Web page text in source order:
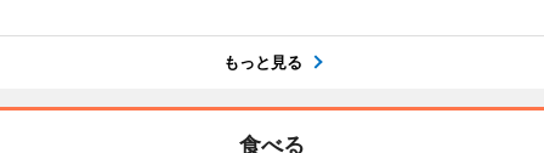
もっと見る
食べる